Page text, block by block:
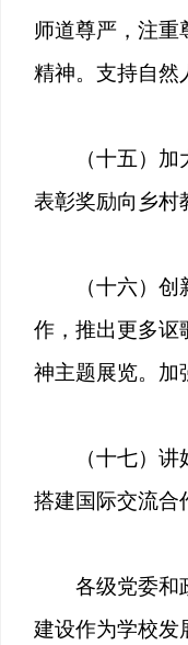
师道尊严，注重
精神。支持自然
（十五）
表彰奖励向乡村
（十六）
作，推出更多讴
神主题展览。加
（十七）
搭建国际交流合
各级党委和
建设作为学校发